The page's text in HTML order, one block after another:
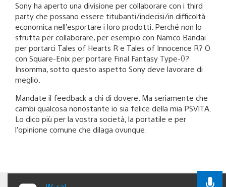
Sony ha aperto una divisione per collaborare con i third
party che possano essere titubanti/indecisi/in difficoltà
economica nell’esportare i loro prodotti. Perché non lo
sfrutta per collaborare, per esempio con Namco Bandai
per portarci Tales of Hearts R e Tales of Innocence R? O
con Square-Enix per portare Final Fantasy Type-0?
Insomma, sotto questo aspetto Sony deve lavorare di
meglio.
Mandate il feedback a chi di dovere. Ma seriamente che
cambi qualcosa nonostante io sia felice della mia PSVITA.
Lo dico più per la vostra società, la portatile e per
l’opinione comune che dilaga ovunque.